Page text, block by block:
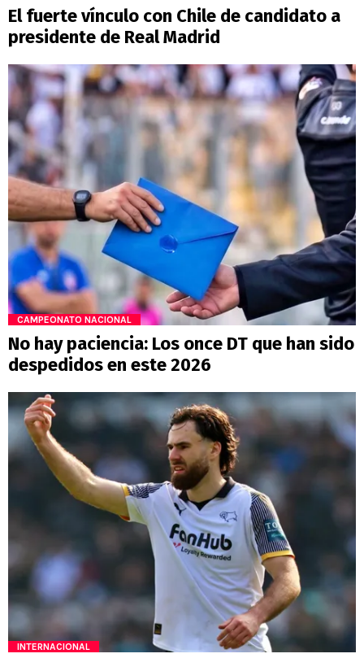
El fuerte vínculo con Chile de candidato a
presidente de Real Madrid
CAMPEONATO NACIONAL
No hay paciencia: Los once DT que han sido
despedidos en este 2026
INTERNACIONAL